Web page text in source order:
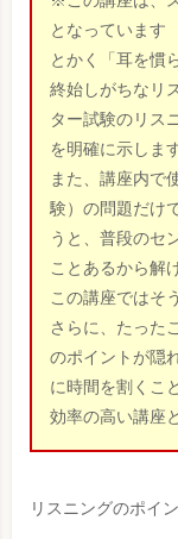
となっています
とかく「耳を慣
終始しがちなリ
ター試験のリス
を明確に示します
また、講座内で
験）の問題だけ
うと、普段のセ
ことあるから解
この講座ではそ
さらに、たった
のポイントが隠
に時間を割くこ
効率の高い講座
リスニングのポイ